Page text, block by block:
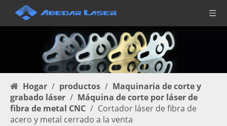
Hogar / productos / Maquinaria de corte y
grabado láser / Máquina de corte por láser de
fibra de metal CNC / Cortador láser de fibra de
acero y metal cerrado a la venta